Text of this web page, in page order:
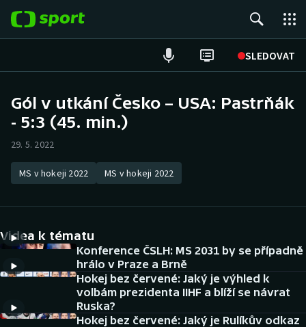
SLEDOVAT
Hokej
Atletika
DALŠÍ SPORTY
Americký fotbal
Baseball a softbal
NEPŘEHLÉDNĚTE
Soutěže
Gól v utkání Česko – USA: Pastrňák
- 5:3 (45. min.)
29. 5. 2022
MS v hokeji 2022 MS v hokeji 2022
Videa k tématu
Konference ČSLH: MS 2031 by se případně
hrálo v Praze a Brně
Hokej bez červené: Jaký je výhled k
volbám prezidenta IIHF a blíží se návrat
Ruska?
Hokej bez červené: Jaký je Rulíkův odkaz